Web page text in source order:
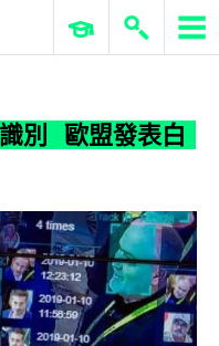
ERP 與商業 AI
別 歐盟發表白